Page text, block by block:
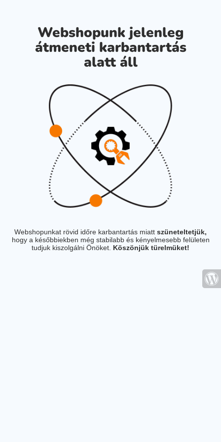
Webshopunk jelenleg
átmeneti karbantartás
alatt áll
Webshopunkat rövid időre karbantartás miatt szüneteltetjük,
hogy a későbbiekben még stabilabb és kényelmesebb felületen
tudjuk kiszolgálni Önöket. Köszönjük türelmüket!